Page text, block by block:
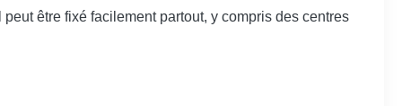
être fixé facilement partout, y compris des centres